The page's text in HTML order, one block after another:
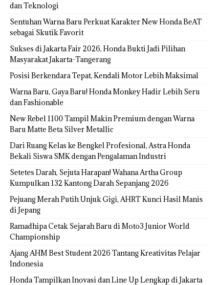
dan Teknologi
Sentuhan Warna Baru Perkuat Karakter New Honda BeAT
sebagai Skutik Favorit
Sukses di Jakarta Fair 2026, Honda Bukti Jadi Pilihan
Masyarakat Jakarta-Tangerang
Posisi Berkendara Tepat, Kendali Motor Lebih Maksimal
Warna Baru, Gaya Baru! Honda Monkey Hadir Lebih Seru
dan Fashionable
New Rebel 1100 Tampil Makin Premium dengan Warna
Baru Matte Beta Silver Metallic
Dari Ruang Kelas ke Bengkel Profesional, Astra Honda
Bekali Siswa SMK dengan Pengalaman Industri
Setetes Darah, Sejuta Harapan! Wahana Artha Group
Kumpulkan 132 Kantong Darah Sepanjang 2026
Pejuang Merah Putih Unjuk Gigi, AHRT Kunci Hasil Manis
di Jepang
Ramadhipa Cetak Sejarah Baru di Moto3 Junior World
Championship
Ajang AHM Best Student 2026 Tantang Kreativitas Pelajar
Indonesia
Honda Tampilkan Inovasi dan Line Up Lengkap di Jakarta